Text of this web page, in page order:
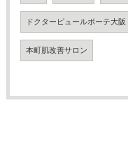
ドクターピュールボーテ大阪
本町肌改善サロン